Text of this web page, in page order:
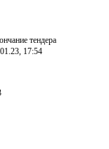
тендера
17:54